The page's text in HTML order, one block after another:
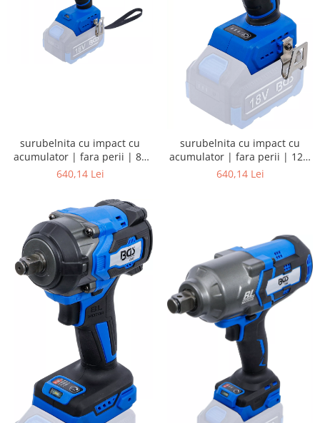
surubelnita cu impact cu
acumulator | fara perii | 80
Nm | 18 V | fara baterie
640,14 Lei
surubelnita cu impact cu
acumulator | fara perii | 12,5
mm (1/2") | 400 Nm | 18 V |
640,14 Lei